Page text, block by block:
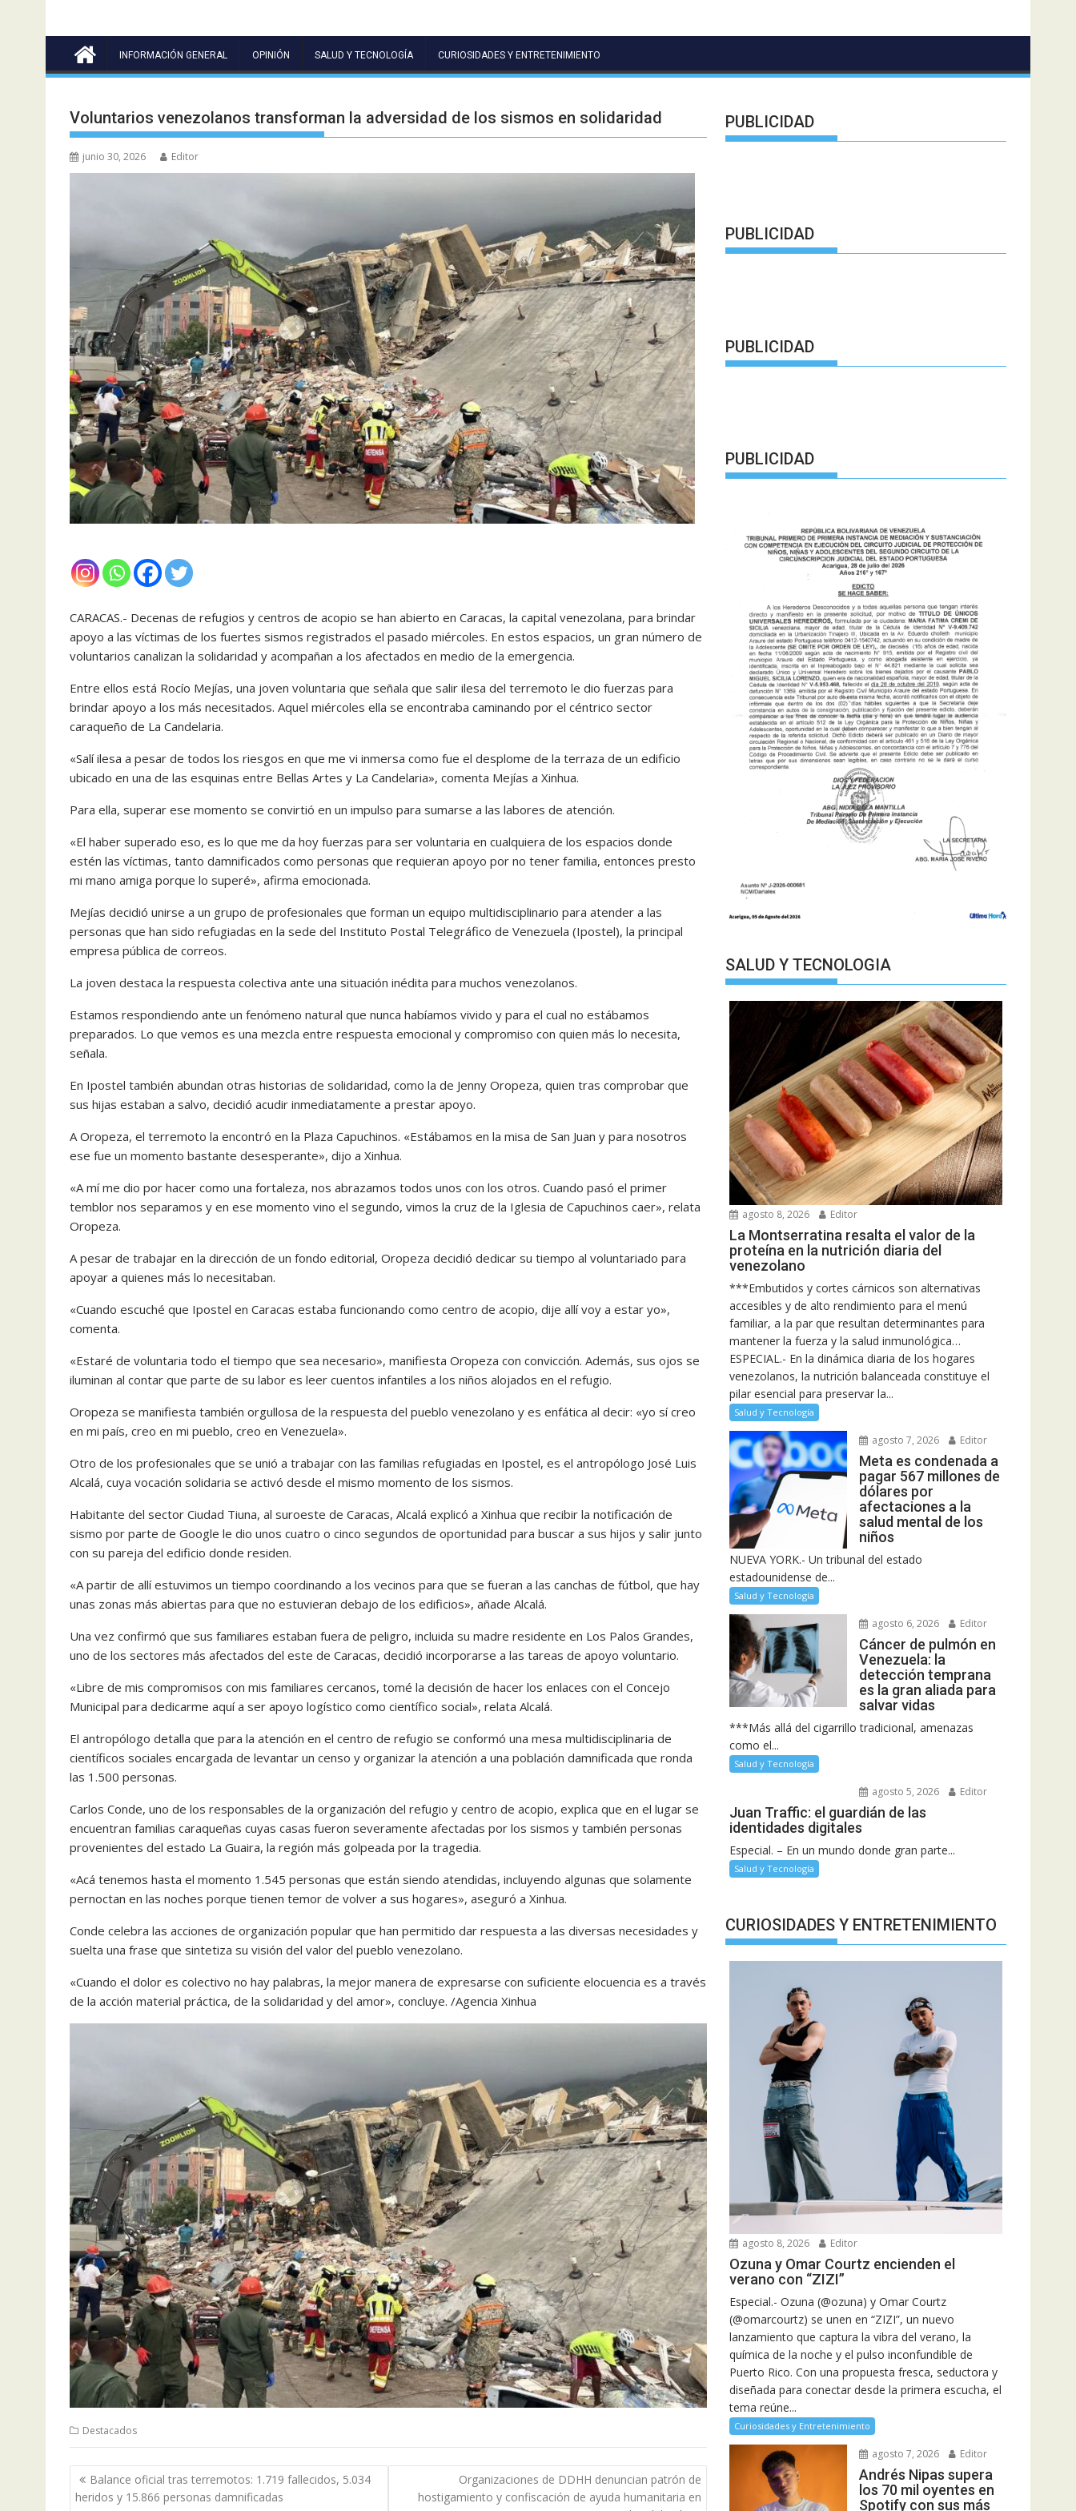
INFORMACIÓN GENERAL OPINIÓN SALUD Y TECNOLOGÍA CURIOSIDADES Y ENTRETENIMIENTO
Voluntarios venezolanos transforman la adversidad de los sismos en solidaridad
junio 30, 2026 Editor
CARACAS.- Decenas de refugios y centros de acopio se han abierto en Caracas, la capital venezolana, para brindar
apoyo a las víctimas de los fuertes sismos registrados el pasado miércoles. En estos espacios, un gran número de
voluntarios canalizan la solidaridad y acompañan a los afectados en medio de la emergencia.
Entre ellos está Rocío Mejías, una joven voluntaria que señala que salir ilesa del terremoto le dio fuerzas para
brindar apoyo a los más necesitados. Aquel miércoles ella se encontraba caminando por el céntrico sector
caraqueño de La Candelaria.
«Salí ilesa a pesar de todos los riesgos en que me vi inmersa como fue el desplome de la terraza de un edificio
ubicado en una de las esquinas entre Bellas Artes y La Candelaria», comenta Mejías a Xinhua.
Para ella, superar ese momento se convirtió en un impulso para sumarse a las labores de atención.
«El haber superado eso, es lo que me da hoy fuerzas para ser voluntaria en cualquiera de los espacios donde
estén las víctimas, tanto damnificados como personas que requieran apoyo por no tener familia, entonces presto
mi mano amiga porque lo superé», afirma emocionada.
Mejías decidió unirse a un grupo de profesionales que forman un equipo multidisciplinario para atender a las
personas que han sido refugiadas en la sede del Instituto Postal Telegráfico de Venezuela (Ipostel), la principal
empresa pública de correos.
La joven destaca la respuesta colectiva ante una situación inédita para muchos venezolanos.
Estamos respondiendo ante un fenómeno natural que nunca habíamos vivido y para el cual no estábamos
preparados. Lo que vemos es una mezcla entre respuesta emocional y compromiso con quien más lo necesita,
señala.
En Ipostel también abundan otras historias de solidaridad, como la de Jenny Oropeza, quien tras comprobar que
sus hijas estaban a salvo, decidió acudir inmediatamente a prestar apoyo.
A Oropeza, el terremoto la encontró en la Plaza Capuchinos. «Estábamos en la misa de San Juan y para nosotros
ese fue un momento bastante desesperante», dijo a Xinhua.
«A mí me dio por hacer como una fortaleza, nos abrazamos todos unos con los otros. Cuando pasó el primer
temblor nos separamos y en ese momento vino el segundo, vimos la cruz de la Iglesia de Capuchinos caer», relata
Oropeza.
A pesar de trabajar en la dirección de un fondo editorial, Oropeza decidió dedicar su tiempo al voluntariado para
apoyar a quienes más lo necesitaban.
«Cuando escuché que Ipostel en Caracas estaba funcionando como centro de acopio, dije allí voy a estar yo»,
comenta.
«Estaré de voluntaria todo el tiempo que sea necesario», manifiesta Oropeza con convicción. Además, sus ojos se
iluminan al contar que parte de su labor es leer cuentos infantiles a los niños alojados en el refugio.
Oropeza se manifiesta también orgullosa de la respuesta del pueblo venezolano y es enfática al decir: «yo sí creo
en mi país, creo en mi pueblo, creo en Venezuela».
Otro de los profesionales que se unió a trabajar con las familias refugiadas en Ipostel, es el antropólogo José Luis
Alcalá, cuya vocación solidaria se activó desde el mismo momento de los sismos.
Habitante del sector Ciudad Tiuna, al suroeste de Caracas, Alcalá explicó a Xinhua que recibir la notificación de
sismo por parte de Google le dio unos cuatro o cinco segundos de oportunidad para buscar a sus hijos y salir junto
con su pareja del edificio donde residen.
«A partir de allí estuvimos un tiempo coordinando a los vecinos para que se fueran a las canchas de fútbol, que hay
unas zonas más abiertas para que no estuvieran debajo de los edificios», añade Alcalá.
Una vez confirmó que sus familiares estaban fuera de peligro, incluida su madre residente en Los Palos Grandes,
uno de los sectores más afectados del este de Caracas, decidió incorporarse a las tareas de apoyo voluntario.
«Libre de mis compromisos con mis familiares cercanos, tomé la decisión de hacer los enlaces con el Concejo
Municipal para dedicarme aquí a ser apoyo logístico como científico social», relata Alcalá.
El antropólogo detalla que para la atención en el centro de refugio se conformó una mesa multidisciplinaria de
científicos sociales encargada de levantar un censo y organizar la atención a una población damnificada que ronda
las 1.500 personas.
Carlos Conde, uno de los responsables de la organización del refugio y centro de acopio, explica que en el lugar se
encuentran familias caraqueñas cuyas casas fueron severamente afectadas por los sismos y también personas
provenientes del estado La Guaira, la región más golpeada por la tragedia.
«Acá tenemos hasta el momento 1.545 personas que están siendo atendidas, incluyendo algunas que solamente
pernoctan en las noches porque tienen temor de volver a sus hogares», aseguró a Xinhua.
Conde celebra las acciones de organización popular que han permitido dar respuesta a las diversas necesidades y
suelta una frase que sintetiza su visión del valor del pueblo venezolano.
«Cuando el dolor es colectivo no hay palabras, la mejor manera de expresarse con suficiente elocuencia es a través
de la acción material práctica, de la solidaridad y del amor», concluye. /Agencia Xinhua
Destacados
Navegación
de
Balance oficial tras terremotos: 1.719 fallecidos, 5.034
heridos y 15.866 personas damnificadas
Organizaciones de DDHH denuncian patrón de
hostigamiento y confiscación de ayuda humanitaria en
PUBLICIDAD
PUBLICIDAD
PUBLICIDAD
PUBLICIDAD
SALUD Y TECNOLOGIA
agosto 8, 2026 Editor
La Montserratina resalta el valor de la
proteína en la nutrición diaria del
venezolano
***Embutidos y cortes cárnicos son alternativas
accesibles y de alto rendimiento para el menú
familiar, a la par que resultan determinantes para
mantener la fuerza y la salud inmunológica…
ESPECIAL.- En la dinámica diaria de los hogares
venezolanos, la nutrición balanceada constituye el
pilar esencial para preservar la...
Salud y Tecnología
agosto 7, 2026 Editor
Meta es condenada a
pagar 567 millones de
dólares por
afectaciones a la
salud mental de los
niños
NUEVA YORK.- Un tribunal del estado
estadounidense de...
Salud y Tecnología
agosto 6, 2026 Editor
Cáncer de pulmón en
Venezuela: la
detección temprana
es la gran aliada para
salvar vidas
***Más allá del cigarrillo tradicional, amenazas
como el...
Salud y Tecnología
agosto 5, 2026 Editor
Juan Traffic: el guardián de las
identidades digitales
Especial. – En un mundo donde gran parte...
Salud y Tecnología
CURIOSIDADES Y ENTRETENIMIENTO
agosto 8, 2026 Editor
Ozuna y Omar Courtz encienden el
verano con “ZIZI”
Especial.- Ozuna (@ozuna) y Omar Courtz
(@omarcourtz) se unen en “ZIZI”, un nuevo
lanzamiento que captura la vibra del verano, la
química de la noche y el pulso inconfundible de
Puerto Rico. Con una propuesta fresca, seductora y
diseñada para conectar desde la primera escucha, el
tema reúne...
Curiosidades y Entretenimiento
agosto 7, 2026 Editor
Andrés Nipas supera
los 70 mil oyentes en
Spotify con sus más